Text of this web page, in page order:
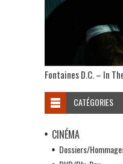
Fontaines D.C. – In
CATÉGORIES
CINÉMA
Dossiers/